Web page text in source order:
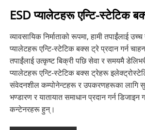
ESD प्यालेटहरू एन्टि-स्टेटिक
व्यावसायिक निर्माताको रूपमा, हामी तपाईंलाई
प्यालेटहरू एन्टि-स्टेटिक बक्स ट्रे प्रदान गर्न
तपाईंलाई उत्कृष्ट बिक्री पछि सेवा र समयमै
प्यालेटहरू एन्टि-स्टेटिक बक्स ट्रेहरू
संवेदनशील कम्पोनेन्टहरू र उपकरणहरूका लागि
भण्डारण र यातायात समाधान प्रदान गर्न डिजाइन
कन्टेनरहरू हुन्।